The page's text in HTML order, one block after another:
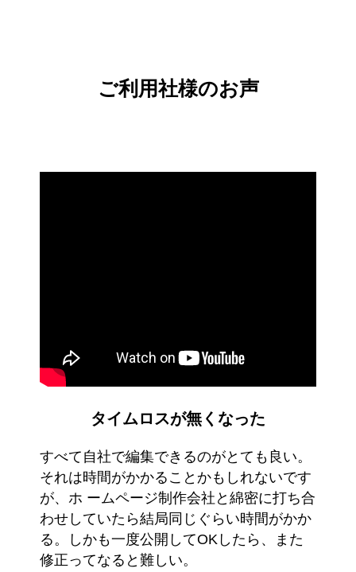
ご利用社様のお声
タイムロスが無くなった
すべて自社で編集できるのがとても良い。
それは時間がかかることかもしれないです
が、ホ ームページ制作会社と綿密に打ち合
わせしていたら結局同じぐらい時間がかか
る。しかも一度公開してOKしたら、また
修正ってなると難しい。